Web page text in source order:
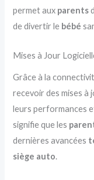
permet aux parents
de divertir le bébé
Mises à Jour
Grâce à la
recevoir des mises à
leurs performances
signifie que les
dernières avancées
siège auto.